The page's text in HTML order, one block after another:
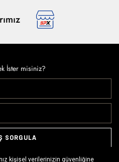
İster misiniz?
SORGULA